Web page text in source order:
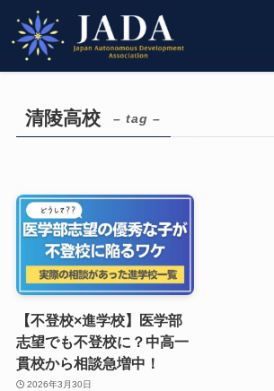
清陵高校 – tag –
【不登校×進学校】医学部
志望でも不登校に？中高一
貫校から相談急増中！
2026年3月30日